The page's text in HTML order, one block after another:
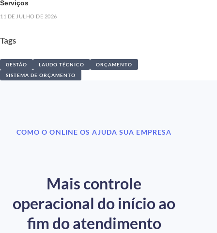
Serviços
11 DE JULHO DE 2026
Tags
GESTÃO LAUDO TÉCNICO
ORÇAMENTO
SISTEMA DE ORÇAMENTO
COMO O ONLINE OS AJUDA SUA EMPRESA
Mais controle
operacional do início ao
fim do atendimento